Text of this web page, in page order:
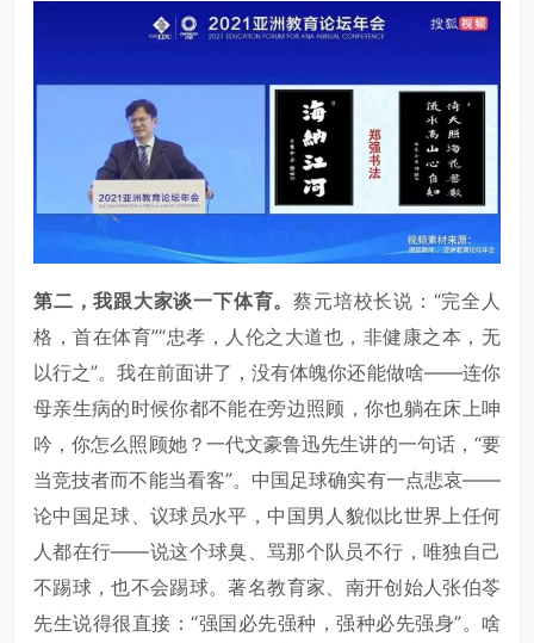
第二，我跟大家谈一下体育。蔡元培校长说：“完全人
格，首在体育”“忠孝，人伦之大道也，非健康之本，无
以行之”。我在前面讲了，没有体魄你还能做啥——连你
母亲生病的时候你都不能在旁边照顾，你也躺在床上呻
吟，你怎么照顾她？一代文豪鲁迅先生讲的一句话，“要
当竞技者而不能当看客”。中国足球确实有一点悲哀——
论中国足球、议球员水平，中国男人貌似比世界上任何
人都在行——说这个球臭、骂那个队员不行，唯独自己
不踢球，也不会踢球。著名教育家、南开创始人张伯苓
先生说得很直接：“强国必先强种，强种必先强身”。啥